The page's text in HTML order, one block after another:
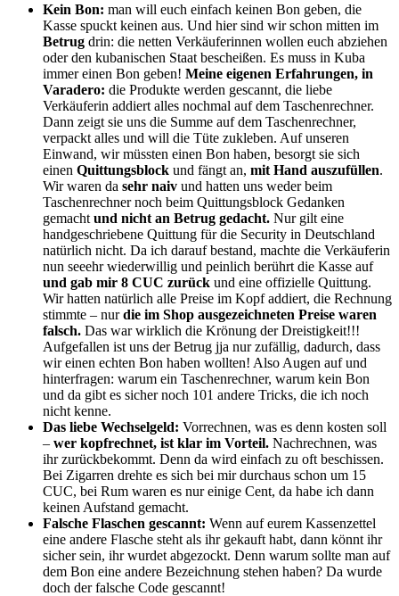
Kein Bon: man will euch einfach keinen Bon geben, die
Kasse spuckt keinen aus. Und hier sind wir schon mitten im
Betrug drin: die netten Verkäuferinnen wollen euch abziehen
oder den kubanischen Staat bescheißen. Es muss in Kuba
immer einen Bon geben! Meine eigenen Erfahrungen, in
Varadero: die Produkte werden gescannt, die liebe
Verkäuferin addiert alles nochmal auf dem Taschenrechner.
Dann zeigt sie uns die Summe auf dem Taschenrechner,
verpackt alles und will die Tüte zukleben. Auf unseren
Einwand, wir müssten einen Bon haben, besorgt sie sich
einen Quittungsblock und fängt an, mit Hand auszufüllen.
Wir waren da sehr naiv und hatten uns weder beim
Taschenrechner noch beim Quittungsblock Gedanken
gemacht und nicht an Betrug gedacht. Nur gilt eine
handgeschriebene Quittung für die Security in Deutschland
natürlich nicht. Da ich darauf bestand, machte die Verkäuferin
nun seeehr wiederwillig und peinlich berührt die Kasse auf
und gab mir 8 CUC zurück und eine offizielle Quittung.
Wir hatten natürlich alle Preise im Kopf addiert, die Rechnung
stimmte – nurdie im Shop ausgezeichneten Preise waren
falsch. Das war wirklich die Krönung der Dreistigkeit!!!
Aufgefallen ist uns der Betrug jja nur zufällig, dadurch, dass
wir einen echten Bon haben wollten! Also Augen auf und
hinterfragen: warum ein Taschenrechner, warum kein Bon
und da gibt es sicher noch 101 andere Tricks, die ich noch
nicht kenne.
Das liebe Wechselgeld: Vorrechnen, was es denn kosten soll
– wer kopfrechnet, ist klar im Vorteil. Nachrechnen, was
ihr zurückbekommt. Denn da wird einfach zu oft beschissen.
Bei Zigarren drehte es sich bei mir durchaus schon um 15
CUC, bei Rum waren es nur einige Cent, da habe ich dann
keinen Aufstand gemacht.
Falsche Flaschen gescannt: Wenn auf eurem Kassenzettel
eine andere Flasche steht als ihr gekauft habt, dann könnt ihr
sicher sein, ihr wurdet abgezockt. Denn warum sollte man auf
dem Bon eine andere Bezeichnung stehen haben? Da wurde
doch der falsche Code gescannt!